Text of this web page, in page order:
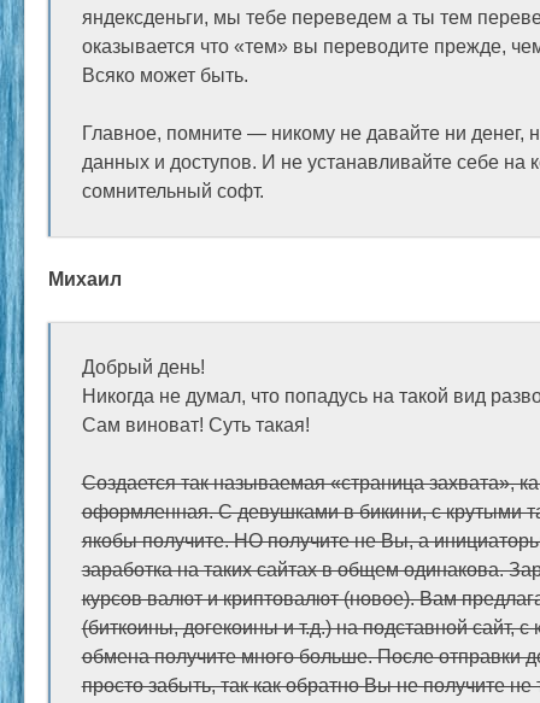
яндексденьги, мы тебе переведем а ты тем
оказывается что «тем» вы переводите прежде,
Всяко может быть.
Главное, помните — никому не давайте ни денег,
данных и доступов. И не устанавливайте себе на
сомнительный софт.
Михаил
Добрый день!
Никогда не думал, что попадусь на такой вид
Сам виноват! Суть такая!
Создается так называемая «страница захвата»,
оформленная. С девушками в бикини, с крутыми
якобы получите. НО получите не Вы, а
заработка на таких сайтах в общем одинакова.
курсов валют и криптовалют (новое). Вам
(биткоины, догекоины и т.д.) на подставной сайт, с
обмена получите много больше. После отправки
просто забыть, так как обратно Вы не получите